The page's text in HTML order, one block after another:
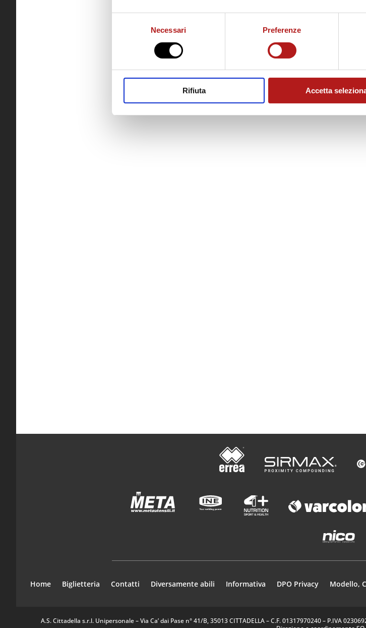
Necessari Preferenze
Rifiuta Accetta
u
c
Home Biglietteria Contatti Diversamente abili Informativa DPO Privacy Modello,
A.S. Cittadella s.r.l. Unipersonale – Via Ca’ dai Pase n° 41/B, 35013 CITTADELLA – C.F. 01317970240 – P.IVA